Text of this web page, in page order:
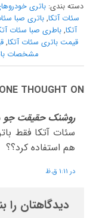
دسته بندی:باتری
سئات آتکا,باتری صبا
آتکا, باطری صبا سئات
قیمت باتری سئات آتکا,
مشخصات
ONE THOUGHT ON “
روشنک حقیقت جو
سئات آتکا فقط
هم استفاده کرد؟؟
در 1:11 ق.ظ
دیدگاهتان را